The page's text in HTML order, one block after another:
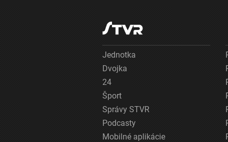
Jednotka
Dvojka
24
Šport
Správy STVR
Podcasty
Mobilné aplikácie